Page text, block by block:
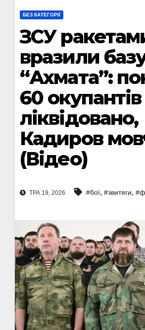
БЕЗ КАТЕГОРІЇ
ЗСУ
вразили
“Ахмата”:
60 окупантів
ліквідовано,
Кадиров
(Відео)
ТРА 19, 2026 #бої, #звитяги,